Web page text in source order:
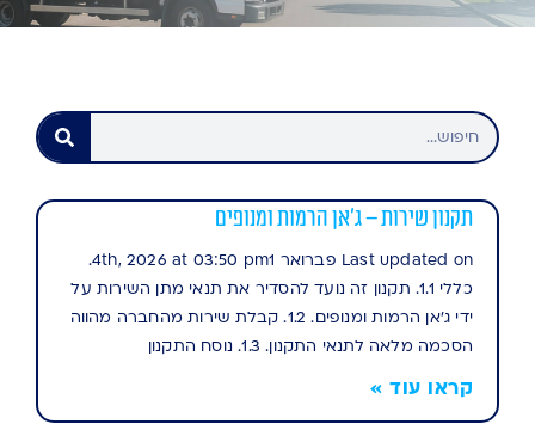
תקנון שירות – ג’אן הרמות ומנופים
Last updated on פברואר 4th, 2026 at 03:50 pm1.⁠
⁠כללי 1.1. תקנון זה נועד להסדיר את תנאי מתן השירות על
ידי ג’אן הרמות ומנופים. 1.2. קבלת שירות מהחברה מהווה
הסכמה מלאה לתנאי התקנון. 1.3. נוסח התקנון
קראו עוד »